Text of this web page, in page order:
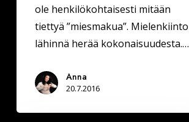
ole henkilökohtaisesti mitään
tiettyä ”miesmakua”. Mielenkiinto
lähinnä herää kokonaisuudesta.…
Anna
20.7.2016